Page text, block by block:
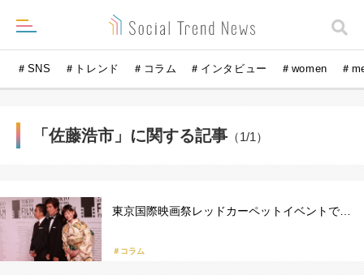
＃SNS ＃トレンド ＃コラム ＃インタビュー ＃women ＃
「佐藤浩市」に関する記事 （1/1）
東京国際映画祭レッドカーペットイベントで…
＃コラム